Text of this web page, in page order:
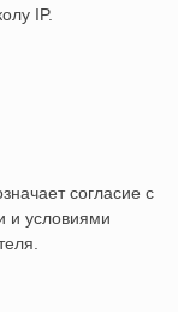
IP.
согласие с
и условиями